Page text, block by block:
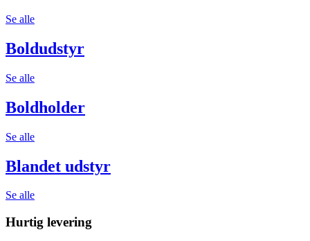
Se alle
Boldudstyr
Se alle
Boldholder
Se alle
Blandet udstyr
Se alle
Hurtig levering